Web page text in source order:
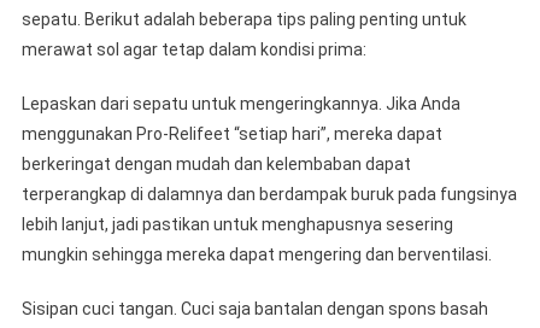
sepatu. Berikut adalah beberapa tips paling penting untuk
merawat sol agar tetap dalam kondisi prima:
Lepaskan dari sepatu untuk mengeringkannya. Jika Anda
menggunakan Pro-Relifeet “setiap hari”, mereka dapat
berkeringat dengan mudah dan kelembaban dapat
terperangkap di dalamnya dan berdampak buruk pada fungsinya
lebih lanjut, jadi pastikan untuk menghapusnya sesering
mungkin sehingga mereka dapat mengering dan berventilasi.
Sisipan cuci tangan. Cuci saja bantalan dengan spons basah